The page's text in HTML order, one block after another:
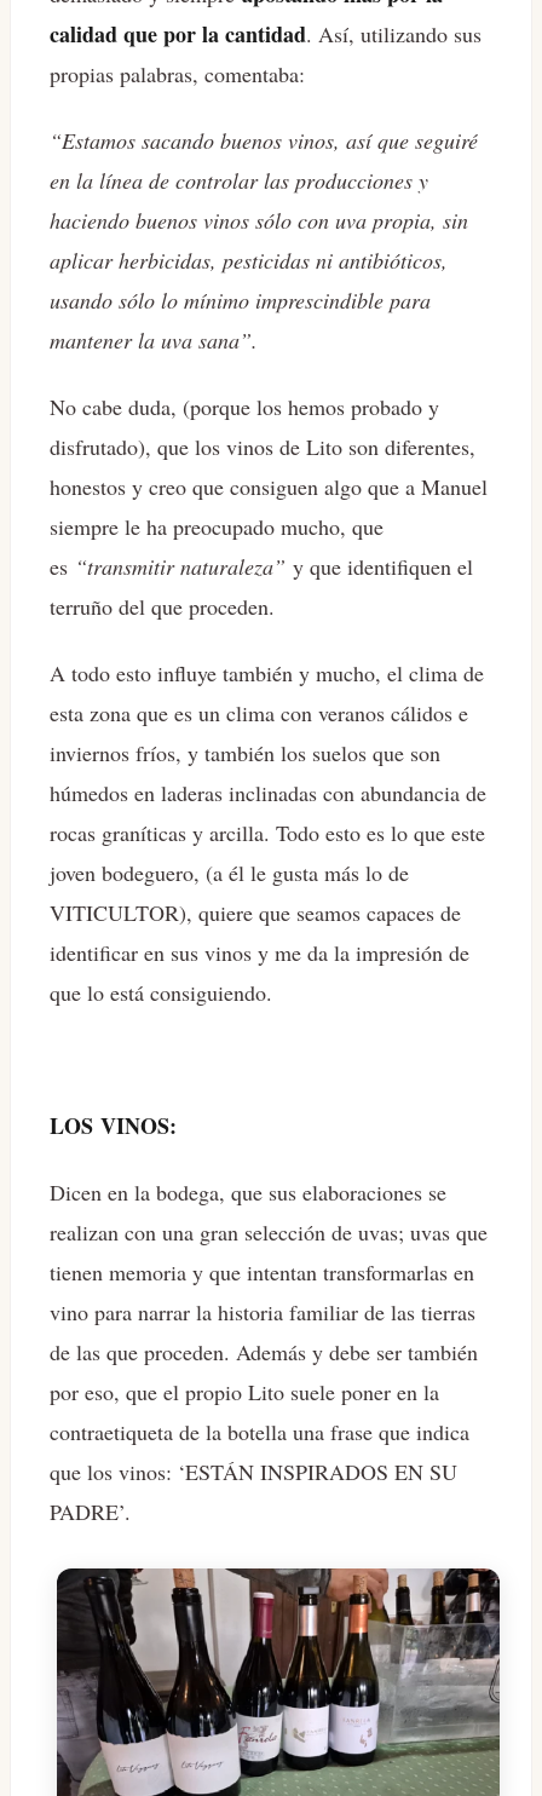
calidad que por la cantidad. Así, utilizando sus
propias palabras, comentaba:
“Estamos sacando buenos vinos, así que seguiré
en la línea de controlar las producciones y
haciendo buenos vinos sólo con uva propia, sin
aplicar herbicidas, pesticidas ni antibióticos,
usando sólo lo mínimo imprescindible para
mantener la uva sana”.
No cabe duda, (porque los hemos probado y
disfrutado), que los vinos de Lito son diferentes,
honestos y creo que consiguen algo que a Manuel
siempre le ha preocupado mucho, que
es “transmitir naturaleza” y que identifiquen el
terruño del que proceden.
A todo esto influye también y mucho, el clima de
esta zona que es un clima con veranos cálidos e
inviernos fríos, y también los suelos que son
húmedos en laderas inclinadas con abundancia de
rocas graníticas y arcilla. Todo esto es lo que este
joven bodeguero, (a él le gusta más lo de
VITICULTOR), quiere que seamos capaces de
identificar en sus vinos y me da la impresión de
que lo está consiguiendo.
LOS VINOS:
Dicen en la bodega, que sus elaboraciones se
realizan con una gran selección de uvas; uvas que
tienen memoria y que intentan transformarlas en
vino para narrar la historia familiar de las tierras
de las que proceden. Además y debe ser también
por eso, que el propio Lito suele poner en la
contraetiqueta de la botella una frase que indica
que los vinos: ‘ESTÁN INSPIRADOS EN SU
PADRE’.